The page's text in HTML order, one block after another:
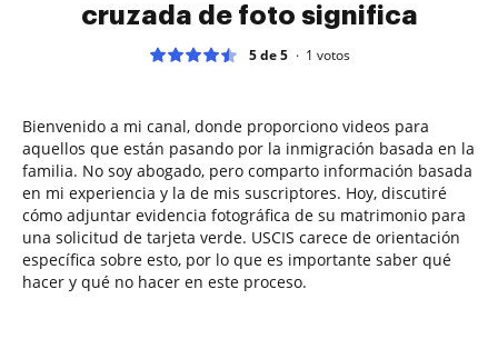
cruzada de foto significa
5 de 5 1 votos
Bienvenido a mi canal, donde proporciono videos para
aquellos que están pasando por la inmigración basada en la
familia. No soy abogado, pero comparto información basada
en mi experiencia y la de mis suscriptores. Hoy, discutiré
cómo adjuntar evidencia fotográfica de su matrimonio para
una solicitud de tarjeta verde. USCIS carece de orientación
específica sobre esto, por lo que es importante saber qué
hacer y qué no hacer en este proceso.